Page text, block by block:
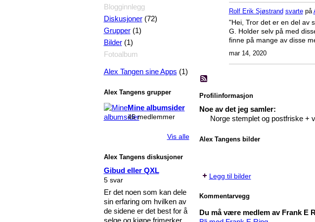
Blogginnlegg
Diskusjoner(72)
Grupper(1)
Bilder(1)
Fotoalbum
Alex Tangen sine Apps (1)
Alex Tangens grupper
Mine albumsider
46 medlemmer
Vis alle
Alex Tangens diskusjoner
Gibud eller QXL
5 svar
Er det noen som kan dele
sin erfaring om hvilken av
de sidene er det best for å
selge og kjøpe frimerker
Rolf Erik Sjøstrand svartepå
"Hei, Tror det er en del av
G. Holder selv på med
finne på mange av disse
mar 14, 2020
Profilinformasjon
Noe av det jeg samler:
Norge stemplet og postfriske +
Alex Tangens bilder
Legg til bilder
Kommentarvegg
Du må være medlem av Frank E